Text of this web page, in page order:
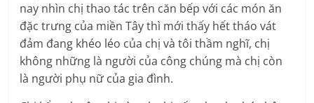
nay nhìn chị thao tác trên căn bếp với các món ăn
đặc trưng của miền Tây thì mới thấy hết tháo vát
đảm đang khéo léo của chị và tôi thầm nghĩ, chị
không những là người của công chúng mà chị còn
là người phụ nữ của gia đình.